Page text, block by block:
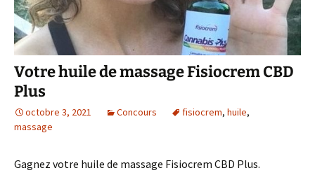
Votre huile de massage Fisiocrem CBD
Plus
octobre 3, 2021 Concours fisiocrem, huile,
massage
Gagnez votre huile de massage Fisiocrem CBD Plus.